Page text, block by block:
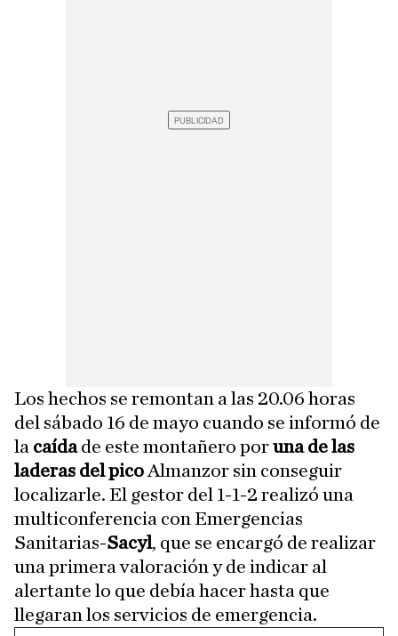
Los hechos se remontan a las 20.06 horas
del sábado 16 de mayo cuando se informó de
la caídade este montañero poruna de las
laderas del pico Almanzor sin conseguir
localizarle. El gestor del 1-1-2 realizó una
multiconferencia con Emergencias
Sanitarias-Sacyl, que se encargó de realizar
una primera valoración y de indicar al
alertante lo que debía hacer hasta que
llegaran los servicios de emergencia.